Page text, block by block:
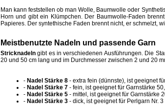
Man kann feststellen ob man Wolle, Baumwolle oder
Horn und gibt ein Klümpchen. Der Baumwolle-Faden
Papieres. Der syntethische Faden brennt nicht, er schmelzt,
Meistbenutzte Nadeln und passende Garn
Stricknadeln gibt es in verschiedenen Ausführungen. Die
20 und 50 cm lang und im Durchmesser zwischen 2 und 20
- Nadel Stärke 8 - extra fein (dünnste), ist geeignet
- Nadel Stärke 7 - fein, ist geeignet für Garnstärke
- Nadel Stärke 5 - mittel, ist geeignet für Garnstärke
- Nadel Stärke 3 - dick, ist geeignet für Perlgarn Nr.